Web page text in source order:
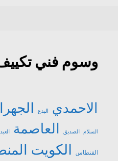
وسوم فني
الاحمدي البدع
السلام الصديق العاصمة
الفنطاس الكويت